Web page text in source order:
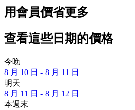
用會員價省更多
查看這些日期的價格
今晚
8 月 10 日 - 8 月 11 日
明天
8 月 11 日 - 8 月 12 日
本週末